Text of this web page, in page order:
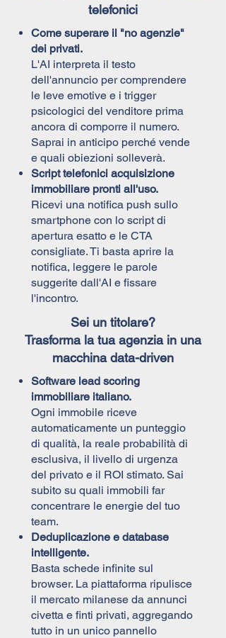
telefonici
Come superare il "no agenzie"
dei privati.
L'AI interpreta il testo
dell'annuncio per comprendere
le leve emotive e i trigger
psicologici del venditore prima
ancora di comporre il numero.
Saprai in anticipo perché vende
e quali obiezioni solleverà.
Script telefonici acquisizione
immobiliare pronti all'uso.
Ricevi una notifica push sullo
smartphone con lo script di
apertura esatto e le CTA
consigliate. Ti basta aprire la
notifica, leggere le parole
suggerite dall'AI e fissare
l'incontro.
Sei un titolare?
Trasforma la tua agenzia in una
macchina data-driven
Software lead scoring
immobiliare italiano.
Ogni immobile riceve
automaticamente un punteggio
di qualità, la reale probabilità di
esclusiva, il livello di urgenza
del privato e il ROI stimato. Sai
subito su quali immobili far
concentrare le energie del tuo
team.
Deduplicazione e database
intelligente.
Basta schede infinite sul
browser. La piattaforma ripulisce
il mercato milanese da annunci
civetta e finti privati, aggregando
tutto in un unico pannello